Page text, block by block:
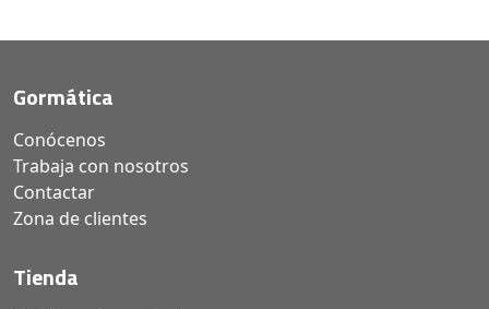
Gormática
Conócenos
Trabaja con nosotros
Contactar
Zona de clientes
Tienda